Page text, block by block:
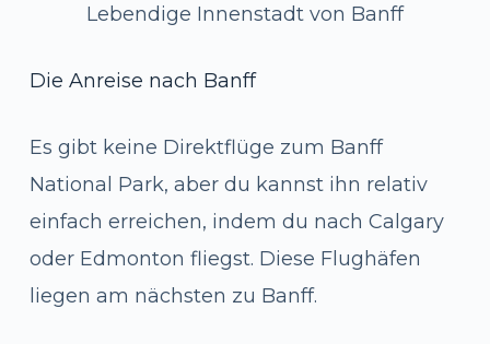
Lebendige Innenstadt von Banff
Die Anreise nach Banff
Es gibt keine Direktflüge zum Banff
National Park, aber du kannst ihn relativ
einfach erreichen, indem du nach Calgary
oder Edmonton fliegst. Diese Flughäfen
liegen am nächsten zu Banff.